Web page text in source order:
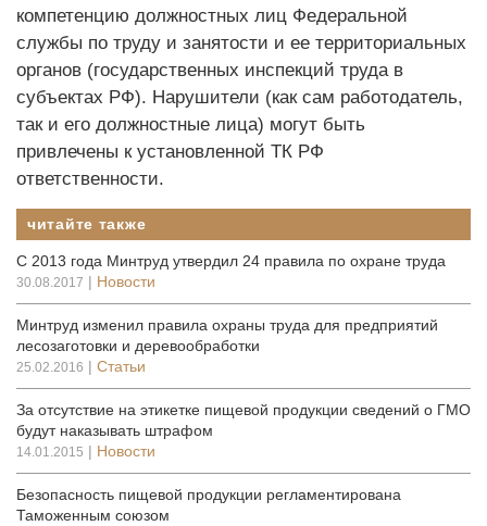
компетенцию должностных лиц Федеральной
службы по труду и занятости и ее территориальных
органов (государственных инспекций труда в
субъектах РФ). Нарушители (как сам работодатель,
так и его должностные лица) могут быть
привлечены к установленной ТК РФ
ответственности.
читайте также
С 2013 года Минтруд утвердил 24 правила по охране труда
30.08.2017 | Новости
Минтруд изменил правила охраны труда для предприятий
лесозаготовки и деревообработки
25.02.2016 | Статьи
За отсутствие на этикетке пищевой продукции сведений о ГМО
будут наказывать штрафом
14.01.2015 | Новости
Безопасность пищевой продукции регламентирована
Таможенным союзом